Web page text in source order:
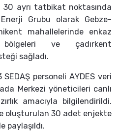
30 ayrı tatbikat noktasında
Grubu olarak Gebze-
mahallelerinde enkaz
ve çadırkent
sağladı.
personeli AYDES veri
Merkezi yöneticileri canlı
amacıyla bilgilendirildi.
oluşturulan 30 adet enjekte
paylaşıldı.